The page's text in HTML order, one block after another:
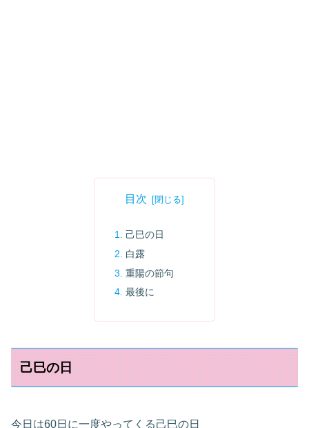
目次
己巳の日
白露
重陽の節句
最後に
己巳の日
今日は60日に一度やってくる己巳の日